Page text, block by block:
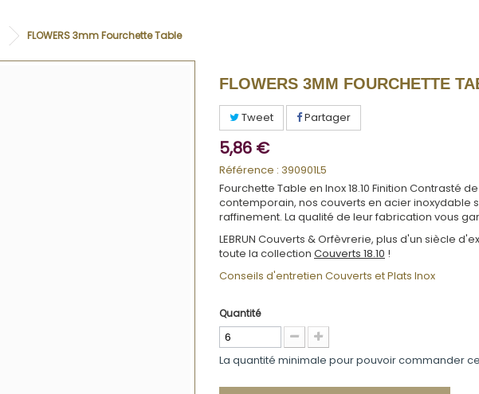
FLOWERS 3mm Fourchette Table
FLOWERS 3MM FOURCHETTE
Tweet Partager
5,86 €
Référence : 390901L5
Fourchette Table en Inox 18.10 Finition Contrasté
contemporain, nos couverts en acier inoxydable
raffinement. La qualité de leur fabrication vous
LEBRUN Couverts & Orfèvrerie, plus d'un siècle
toute la collection Couverts 18.10 !
Conseils d'entretien Couverts et Plats Inox
Quantité
La quantité minimale pour pouvoir commander